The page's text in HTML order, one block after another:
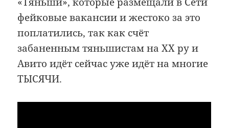
фейковые вакансии и жестоко за это
поплатились, так как счёт
забаненным тяньшистам на ХХ ру и
Авито идёт сейчас уже идёт на многие
ТЫСЯЧИ.